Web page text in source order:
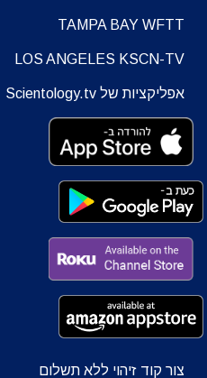
TAMPA BAY WFTT
LOS ANGELES KSCN-TV
אפליקציות של Scientology.tv
צור קוד זיהוי ללא תשלום